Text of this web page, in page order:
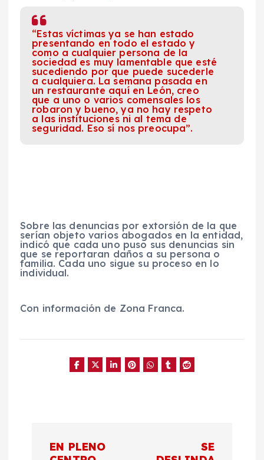
“Estas víctimas ya se han estado
presentando en todo el estado y
como a cualquier persona de la
sociedad es muy lamentable que esté
sucediendo por que puede sucederle
a cualquiera. La semana pasada en
un restaurante aquí en León, creo
que a uno o varios comensales los
robaron y bueno, ya no hay respeto
a las instituciones ni al tema de
seguridad. Eso sí nos preocupa”.
Sobre las denuncias por extorsión de la que
serían objeto varios abogados en la entidad,
indicó que cada uno puso sus denuncias sin
que se reportaran daños a su persona o
familia. Cada uno sigue su proceso en lo
individual.
Con información de Zona Franca.
EN PLENO
SE